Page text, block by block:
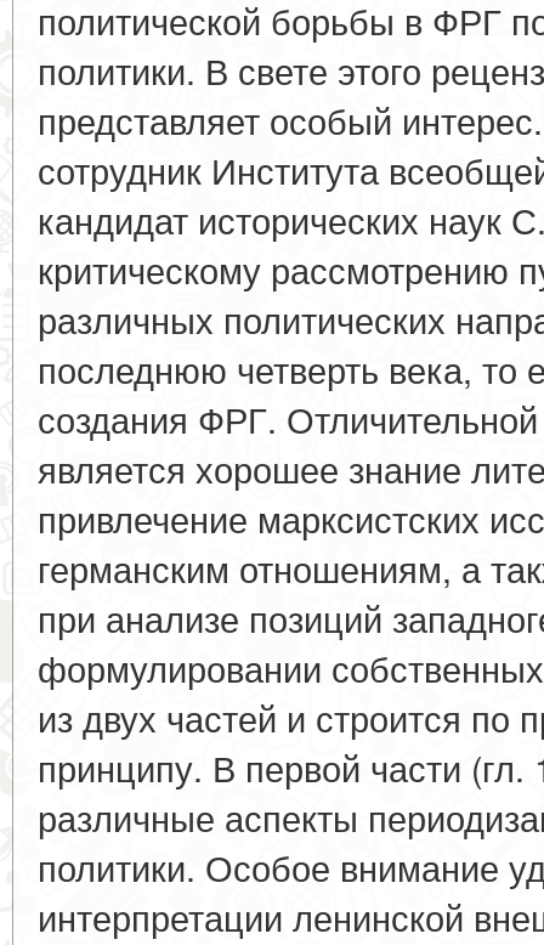
политической борьбы в ФРГ
политики. В свете этого
представляет особый
сотрудник Института
кандидат исторических наук
критическому рассмотрению
различных политических
последнюю четверть века, то
создания ФРГ. Отличительной
является хорошее знание
привлечение марксистских
германским отношениям, а
при анализе позиций
формулировании
из двух частей и строится по
принципу. В первой части
различные аспекты
политики. Особое внимание
интерпретации ленинской